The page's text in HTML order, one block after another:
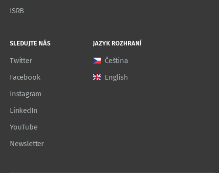
ISRB
SLEDUJTE NÁS
Twitter
Facebook
Instagram
LinkedIn
YouTube
Newsletter
JAZYK ROZHRANÍ
Čeština
English